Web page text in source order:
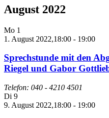
August 2022
Mo 1
1. August 2022,18:00 - 19:00
Sprechstunde mit den
Riegel und Gabor
Telefon: 040 - 4210 4501
Di 9
9. August 2022,18:00 - 19:00